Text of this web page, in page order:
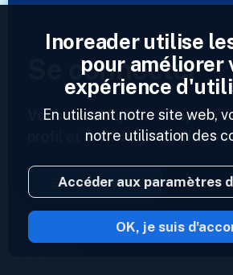
Se connecter
Vous avez déjà un compte ?
profil et accédez à vos flux
Se connecter
2023 © Inoreader
Inoreader utilise
pour améliorer
expérience
En utilisant notre site web,
notre utilisation des
Accéder aux paramètres
OK, je suis